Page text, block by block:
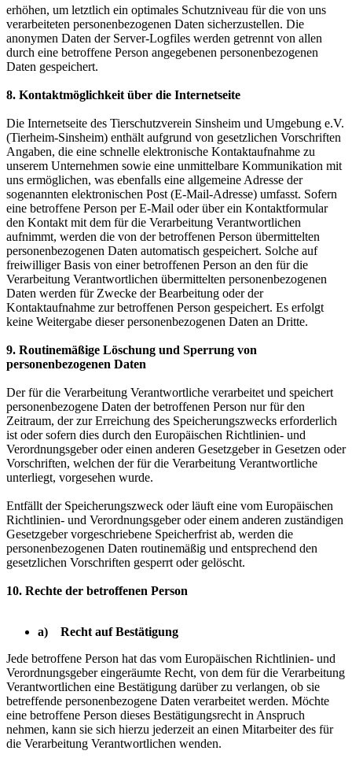
erhöhen, um letztlich ein optimales Schutzniveau für die von uns
verarbeiteten personenbezogenen Daten sicherzustellen. Die
anonymen Daten der Server-Logfiles werden getrennt von allen
durch eine betroffene Person angegebenen personenbezogenen
Daten gespeichert.
8. Kontaktmöglichkeit über die Internetseite
Die Internetseite des Tierschutzverein Sinsheim und Umgebung e.V.
(Tierheim-Sinsheim) enthält aufgrund von gesetzlichen Vorschriften
Angaben, die eine schnelle elektronische Kontaktaufnahme zu
unserem Unternehmen sowie eine unmittelbare Kommunikation mit
uns ermöglichen, was ebenfalls eine allgemeine Adresse der
sogenannten elektronischen Post (E-Mail-Adresse) umfasst. Sofern
eine betroffene Person per E-Mail oder über ein Kontaktformular
den Kontakt mit dem für die Verarbeitung Verantwortlichen
aufnimmt, werden die von der betroffenen Person übermittelten
personenbezogenen Daten automatisch gespeichert. Solche auf
freiwilliger Basis von einer betroffenen Person an den für die
Verarbeitung Verantwortlichen übermittelten personenbezogenen
Daten werden für Zwecke der Bearbeitung oder der
Kontaktaufnahme zur betroffenen Person gespeichert. Es erfolgt
keine Weitergabe dieser personenbezogenen Daten an Dritte.
9. Routinemäßige Löschung und Sperrung von
personenbezogenen Daten
Der für die Verarbeitung Verantwortliche verarbeitet und speichert
personenbezogene Daten der betroffenen Person nur für den
Zeitraum, der zur Erreichung des Speicherungszwecks erforderlich
ist oder sofern dies durch den Europäischen Richtlinien- und
Verordnungsgeber oder einen anderen Gesetzgeber in Gesetzen oder
Vorschriften, welchen der für die Verarbeitung Verantwortliche
unterliegt, vorgesehen wurde.
Entfällt der Speicherungszweck oder läuft eine vom Europäischen
Richtlinien- und Verordnungsgeber oder einem anderen zuständigen
Gesetzgeber vorgeschriebene Speicherfrist ab, werden die
personenbezogenen Daten routinemäßig und entsprechend den
gesetzlichen Vorschriften gesperrt oder gelöscht.
10. Rechte der betroffenen Person
a) Recht auf Bestätigung
Jede betroffene Person hat das vom Europäischen Richtlinien- und
Verordnungsgeber eingeräumte Recht, von dem für die Verarbeitung
Verantwortlichen eine Bestätigung darüber zu verlangen, ob sie
betreffende personenbezogene Daten verarbeitet werden. Möchte
eine betroffene Person dieses Bestätigungsrecht in Anspruch
nehmen, kann sie sich hierzu jederzeit an einen Mitarbeiter des für
die Verarbeitung Verantwortlichen wenden.